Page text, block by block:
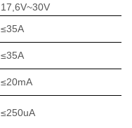
17,6V~30V
≤35A
≤35A
≤20mA
≤250uA